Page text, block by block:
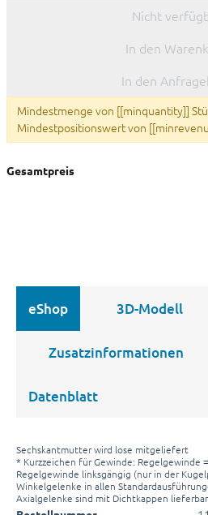
Nicht
In den
In den
Mindestmenge von [[minquantity]]
Mindestpositionswert von
Gesamtpreis
eShop 3D-Modell
Zusatzinformationen
Datenblatt
Sechskantmutter wird lose mitgeliefert
* Kurzzeichen für Gewinde: Regelgewinde
Regelgewinde linksgängig (nur in der
Winkelgelenke in allen
Axialgelenke sind mit Dichtkappen lieferbar.